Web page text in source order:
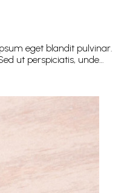
eget blandit pulvinar.
ut perspiciatis, unde…